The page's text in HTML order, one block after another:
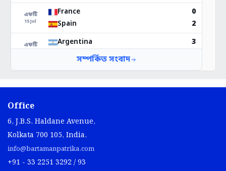
Office
6, J.B.S. Haldane Avenue,
Kolkata 700 105, India.
info@bartamanpatrika.com
+91 - 33 2251 3292 / 93